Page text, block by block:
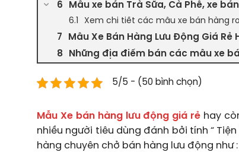
Mẫu xe bán Trà Sữa, Cà Phê, xe
Xem chi tiết các mẫu xe bán hàng
Mẫu Xe Bán Hàng Lưu Động Giá Rẻ
Những địa điểm bán các mẫu xe
5/5 - (50 bình chọn)
Mẫu Xe bán hàng lưu động giá rẻ hay
nhiều người tiêu dùng đánh bởi tính “
hàng chuyên chở bán hàng lưu động như